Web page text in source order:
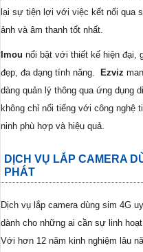
lại sự tiện lợi với việc kết nối qua
ảnh và âm thanh tốt nhất.
Imou nổi bật với thiết kế hiện đại,
đẹp, đa dạng tính năng.
Ezviz
dàng quản lý thông qua ứng dụng
không chỉ nổi tiếng với công nghệ
ninh phù hợp và hiệu quả.
DỊCH VỤ LẮP CAMERA
PHÁT
Dịch vụ lắp camera dùng sim 4G
dành cho những ai cần sự linh
Với hơn 12 năm kinh nghiệm lâu